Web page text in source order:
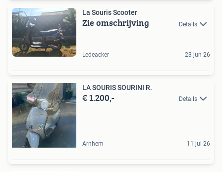
La Souris Scooter
Zie omschrijving Details
Ledeacker 23 jun 26
LA SOURIS SOURINI R.
€ 1.200,- Details
Arnhem 11 jul 26